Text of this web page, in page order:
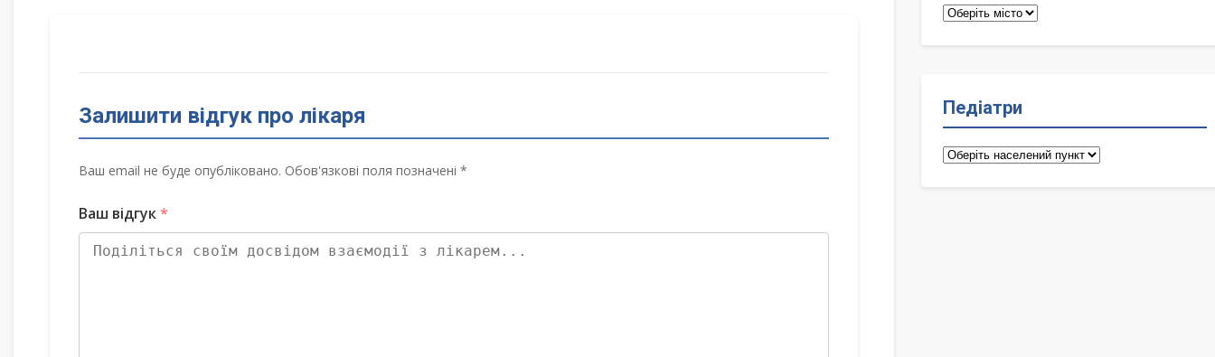
Залишити відгук про лікаря
Ваш email не буде опубліковано. Обов'язкові поля позначені *
Ваш відгук*
Терапевти
Педіатри
Педіатри